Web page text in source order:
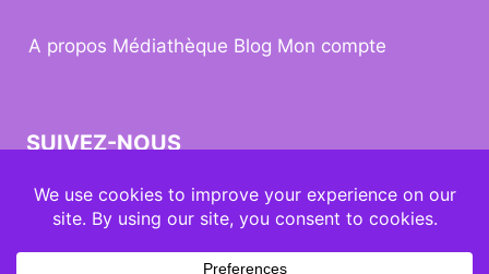
A propos Médiathèque Blog Mon compte
SUIVEZ-NOUS